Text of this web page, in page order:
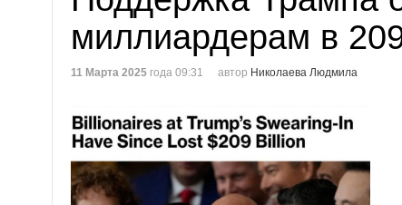
миллиардерам в
11 Марта 2025 года 09:31 автор Николаева Людмила